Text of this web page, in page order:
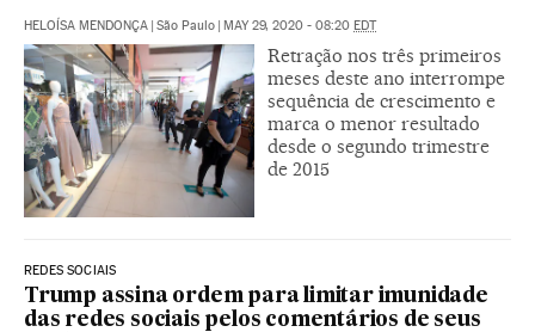
HELOÍSA MENDONÇA | São Paulo | MAY 29, 2020 - 08:20 EDT
Retração nos três primeiros
meses deste ano interrompe
sequência de crescimento e
marca o menor resultado
desde o segundo trimestre
de 2015
REDES SOCIAIS
Trump assina ordem para limitar imunidade
das redes sociais pelos comentários de seus